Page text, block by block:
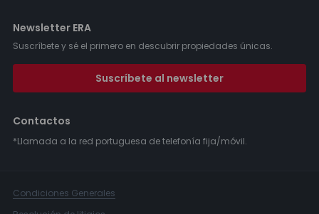
Newsletter ERA
Suscríbete y sé el primero en descubrir propiedades únicas.
Suscríbete al newsletter
Contactos
*Llamada a la red portuguesa de telefonía fija/móvil.
Condiciones Generales